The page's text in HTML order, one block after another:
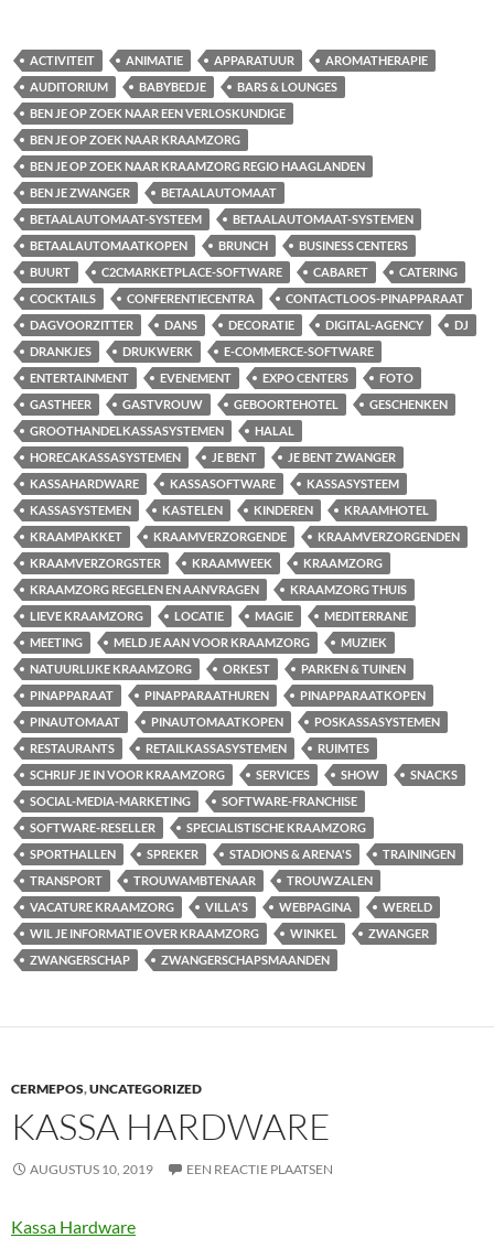
ACTIVITEIT ANIMATIE APPARATUUR
AROMATHERAPIE
AUDITORIUM
BABYBEDJE
BARS & LOUNGES
BEN JE OP ZOEK NAAR EEN VERLOSKUNDIGE
BEN JE OP ZOEK NAAR KRAAMZORG
BEN JE OP ZOEK NAAR KRAAMZORG REGIO HAAGLANDEN
BEN JE ZWANGER
BETAALAUTOMAAT
BETAALAUTOMAAT-SYSTEEM
BETAALAUTOMAAT-SYSTEMEN
BETAALAUTOMAATKOPEN
BRUNCH
BUSINESS CENTERS
BUURT
C2CMARKETPLACE-SOFTWARE CABARET
CATERING
COCKTAILS
CONFERENTIECENTRA
CONTACTLOOS-PINAPPARAAT
DAGVOORZITTER
DANS DECORATIE DIGITAL-AGENCY
DJ
DRANKJES
DRUKWERK
E-COMMERCE-SOFTWARE
ENTERTAINMENT
EVENEMENT EXPO CENTERS
FOTO
GASTHEER
GASTVROUW GEBOORTEHOTEL
GESCHENKEN
GROOTHANDELKASSASYSTEMEN
HALAL
HORECAKASSASYSTEMEN
JE BENT
JE BENT ZWANGER
KASSAHARDWARE
KASSASOFTWARE
KASSASYSTEEM
KASSASYSTEMEN
KASTELEN KINDEREN
KRAAMHOTEL
KRAAMPAKKET
KRAAMVERZORGENDE
KRAAMVERZORGENDEN
KRAAMVERZORGSTER
KRAAMWEEK
KRAAMZORG
KRAAMZORG REGELEN EN AANVRAGEN
KRAAMZORG THUIS
LIEVE KRAAMZORG
LOCATIE MAGIE
MEDITERRANE
MEETING
MELD JE AAN VOOR KRAAMZORG
MUZIEK
NATUURLIJKE KRAAMZORG
ORKEST
PARKEN & TUINEN
PINAPPARAAT
PINAPPARAATHUREN
PINAPPARAATKOPEN
PINAUTOMAAT
PINAUTOMAATKOPEN
POSKASSASYSTEMEN
RESTAURANTS
RETAILKASSASYSTEMEN
RUIMTES
SCHRIJF JE IN VOOR KRAAMZORG
SERVICES SHOW
SNACKS
SOCIAL-MEDIA-MARKETING
SOFTWARE-FRANCHISE
SOFTWARE-RESELLER
SPECIALISTISCHE KRAAMZORG
SPORTHALLEN
SPREKER STADIONS & ARENA'S
TRAININGEN
TRANSPORT
TROUWAMBTENAAR
TROUWZALEN
VACATURE KRAAMZORG
VILLA'S WEBPAGINA
WERELD
WIL JE INFORMATIE OVER KRAAMZORG
WINKEL
ZWANGER
ZWANGERSCHAP
ZWANGERSCHAPSMAANDEN
CERMEPOS,UNCATEGORIZED
KASSA HARDWARE
AUGUSTUS 10, 2019 EEN REACTIE PLAATSEN
Kassa Hardware